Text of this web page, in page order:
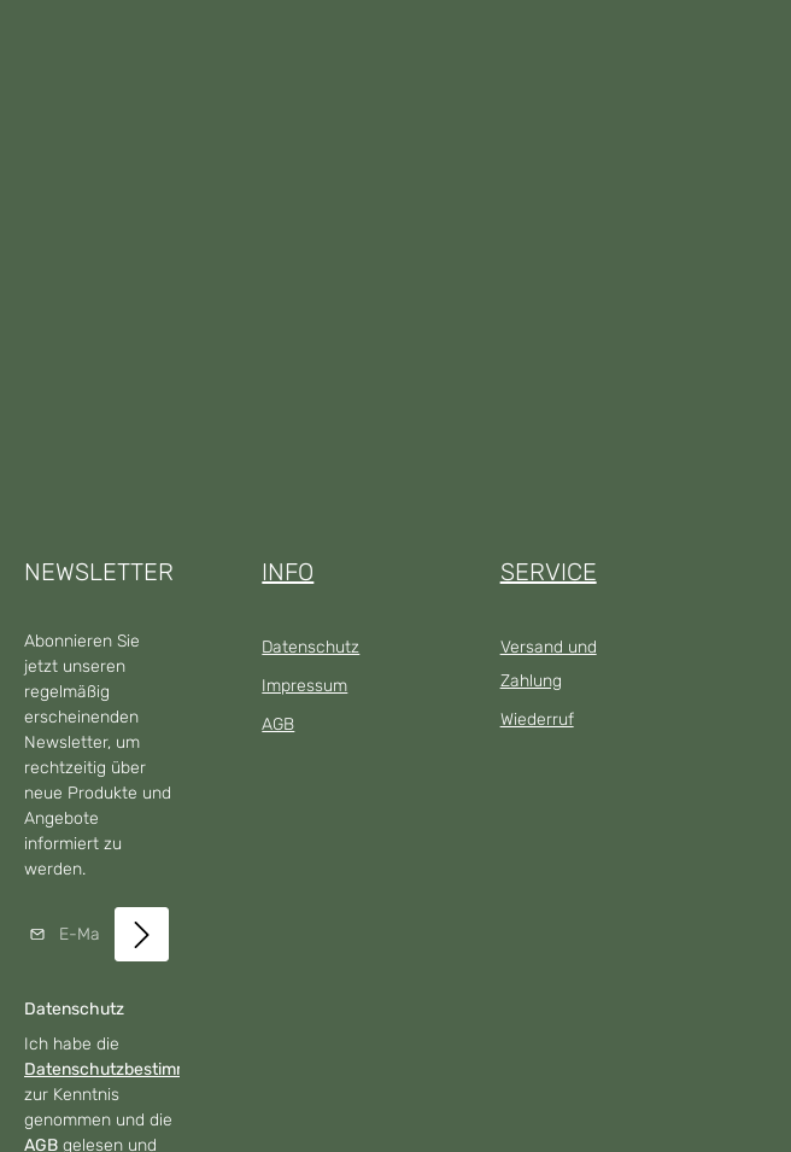
NEWSLETTER
Abonnieren Sie
jetzt unseren
regelmäßig
erscheinenden
Newsletter, um
rechtzeitig über
neue Produkte und
Angebote
informiert zu
werden.
E-Mail-Adresse*
Datenschutz
Ich habe die
Datenschutzbestimmungen
zur Kenntnis
genommen und die
AGBgelesen und
INFO
Datenschutz
Impressum
AGB
SERVICE
Versand und
Zahlung
Wiederruf